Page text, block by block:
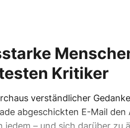
Kritiker
verständlicher
abgeschickten E-Mail den
jedem – und sich darüber zu